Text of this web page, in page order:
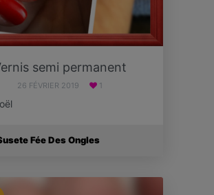
semi permanent
26 FÉVRIER 2019 1
Fée Des Ongles